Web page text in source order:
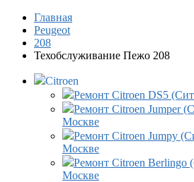
Главная
Peugeot
208
Техобслуживание Пежо 208
Citroen
Ремонт Citroen DS5
Ремонт Citroen Jumper
Москве
Ремонт Citroen Jumpy
Москве
Ремонт Citroen Berlingo
Москве